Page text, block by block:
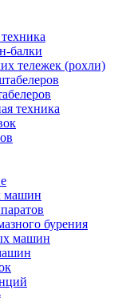
балки
тележек (рохли)
техника
машин
бурения
машин